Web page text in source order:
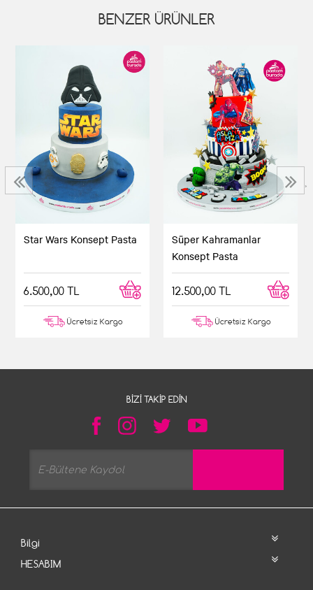
BENZER ÜRÜNLER
Star Wars Konsept Pasta
6.500,00 TL
Ücretsiz Kargo
Süper Kahramanlar
Konsept Pasta
12.500,00 TL
Ücretsiz Kargo
‹ ›
BIZI TAKIP EDIN
Bilgi
HESABIM